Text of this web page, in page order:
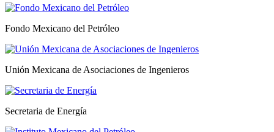
Fondo Mexicano del Petróleo
Unión Mexicana de Asociaciones de Ingenieros
Secretaria de Energía